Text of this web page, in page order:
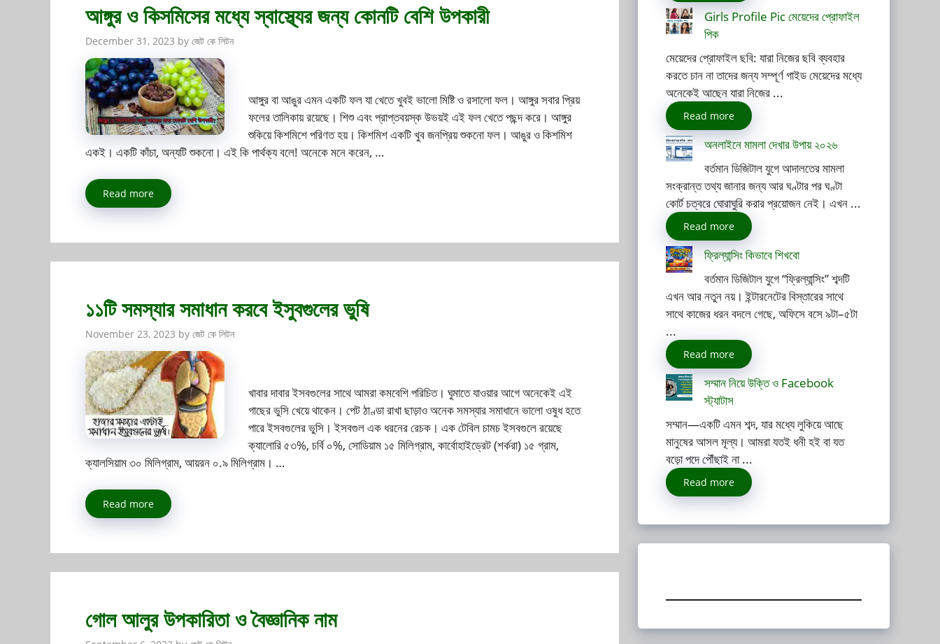
আঙ্গুর ও কিসমিসের মধ্যে স্বাস্থ্যের জন্য কোনটি বেশি উপকারী
December 31, 2023 by জেট কে লিটন
আঙ্গুর বা আঙুর এমন একটি ফল যা খেতে খুবই ভালো মিষ্টি ও রসালো ফল। আঙ্গুর সবার প্রিয়
ফলের তালিকায় রয়েছে। শিশু এবং প্রাপ্তবয়স্ক উভয়ই এই ফল খেতে পছন্দ করে। আঙ্গুর
শুকিয়ে কিশমিশে পরিণত হয়। কিশমিশ একটি খুব জনপ্রিয় শুকনো ফল। আঙুর ও কিশমিশ
একই। একটি কাঁচা, অন্যটি শুকনো। এই কি পার্থক্য বলে! অনেকে মনে করেন, …
Read more
১১টি সমস্যার সমাধান করবে ইসুবগুলের ভুষি
November 23, 2023 by জেট কে লিটন
খাবার দাবার ইসবগুলের সাথে আমরা কমবেশি পরিচিত। ঘুমাতে যাওয়ার আগে অনেকেই এই
গাছের ভুসি খেয়ে থাকেন। পেট ঠাণ্ডা রাখা ছাড়াও অনেক সমস্যার সমাধানে ভালো ওষুধ হতে
পারে ইসবগুলের ভুসি। ইসবগুল এক ধরনের রেচক। এক টেবিল চামচ ইসবগুলে রয়েছে
ক্যালোরি ৫৩%, চর্বি ০%, সোডিয়াম ১৫ মিলিগ্রাম, কার্বোহাইড্রেট (শর্করা) ১৫ গ্রাম,
ক্যালসিয়াম ৩০ মিলিগ্রাম, আয়রন ০.৯ মিলিগ্রাম। …
Read more
গোল আলুর উপকারিতা ও বৈজ্ঞানিক নাম
Girls Profile Pic মেয়েদের প্রোফাইল
পিক
মেয়েদের প্রোফাইল ছবি: যারা নিজের ছবি ব্যবহার
করতে চান না তাদের জন্য সম্পূর্ণ গাইড মেয়েদের মধ্যে
অনেকেই আছেন যারা নিজের ...
Read more
অনলাইনে মামলা দেখার উপায় ২০২৬
বর্তমান ডিজিটাল যুগে আদালতের মামলা
সংক্রান্ত তথ্য জানার জন্য আর ঘণ্টার পর ঘণ্টা
কোর্ট চত্বরে ঘোরাঘুরি করার প্রয়োজন নেই। এখন ...
Read more
ফ্রিল্যান্সিং কিভাবে শিখবো
বর্তমান ডিজিটাল যুগে “ফ্রিল্যান্সিং” শব্দটি
এখন আর নতুন নয়। ইন্টারনেটের বিস্তারের সাথে
সাথে কাজের ধরন বদলে গেছে, অফিসে বসে ৯টা–৫টা
...
Read more
সম্মান নিয়ে উক্তি ও Facebook
স্ট্যাটাস
সম্মান—একটি এমন শব্দ, যার মধ্যে লুকিয়ে আছে
মানুষের আসল মূল্য। আমরা যতই ধনী হই বা যত
বড়ো পদে পৌঁছাই না ...
Read more